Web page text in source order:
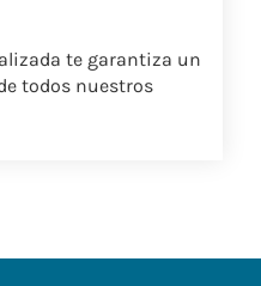
te garantiza un
todos nuestros